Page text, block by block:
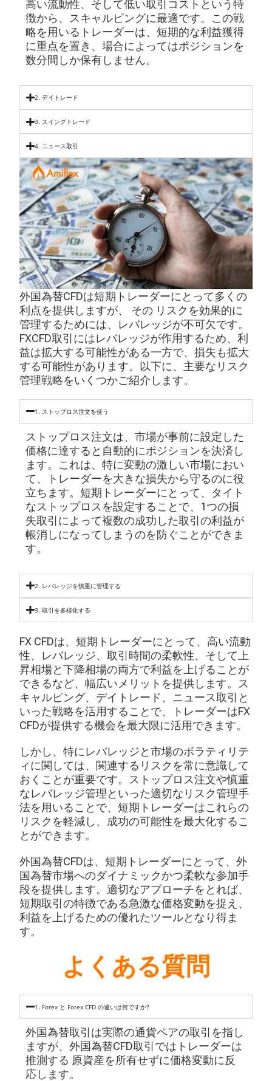
高い流動性、そして低い取引コストという特
徴から、スキャルピングに最適です。この戦
略を用いるトレーダーは、短期的な利益獲得
に重点を置き、場合によってはポジションを
数分間しか保有しません。
2. デイトレード
3. スイングトレード
4. ニュース取引
外国為替CFDは短期トレーダーにとって多くの
利点を提供しますが、 その リスクを効果的に
管理するためには、レバレッジが不可欠です。
FXCFD取引にはレバレッジが作用するため、利
益は拡大する可能性がある一方で、損失も拡大
する可能性があります。以下に、主要なリスク
管理戦略をいくつかご紹介します。
1. ストップロス注文を使う
ストップロス注文は、市場が事前に設定した
価格に達すると自動的にポジションを決済し
ます。これは、特に変動の激しい市場におい
て、トレーダーを大きな損失から守るのに役
立ちます。短期トレーダーにとって、タイト
なストップロスを設定することで、1つの損
失取引によって複数の成功した取引の利益が
帳消しになってしまうのを防ぐことができま
す。
2. レバレッジを慎重に管理する
3. 取引を多様化する
FX CFDは、短期トレーダーにとって、高い流動
性、レバレッジ、取引時間の柔軟性、そして上
昇相場と下降相場の両方で利益を上げることが
できるなど、幅広いメリットを提供します。ス
キャルピング、デイトレード、ニュース取引と
いった戦略を活用することで、トレーダーはFX
CFDが提供する機会を最大限に活用できます。
しかし、特にレバレッジと市場のボラティリテ
ィに関しては、関連するリスクを常に意識して
おくことが重要です。ストップロス注文や慎重
なレバレッジ管理といった適切なリスク管理手
法を用いることで、短期トレーダーはこれらの
リスクを軽減し、成功の可能性を最大化するこ
とができます。
外国為替CFDは、短期トレーダーにとって、外
国為替市場へのダイナミックかつ柔軟な参加手
段を提供します。適切なアプローチをとれば、
短期取引の特徴である急激な価格変動を捉え、
利益を上げるための優れたツールとなり得ま
す。
よくある質問
1. Forex と Forex CFD の違いは何ですか?
外国為替取引は実際の通貨ペアの取引を指し
ますが、外国為替CFD取引ではトレーダーは
推測する 原資産を所有せずに価格変動に反
応します。